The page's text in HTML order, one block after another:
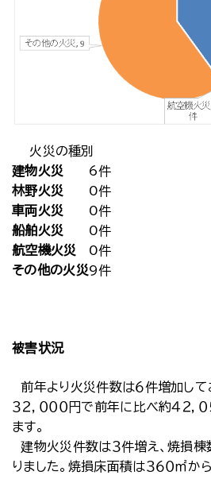
火災の種別
建物火災
6件
林野火災
0件
車両火災
0件
船舶火災
0件
航空機火災
0件
その他の火災9件
被害状況
前年より火災件数は６件増加して
３２，０００円で前年に比べ約４２，
ます。
建物火災件数は３件増え、焼損棟
りました。焼損床面積は３６０㎡から